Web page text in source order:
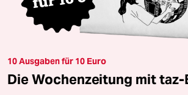
10 Ausgaben für 10 Euro
Die Wochenzeitung mit